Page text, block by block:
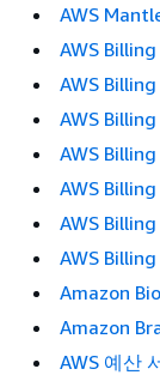
AWS
AWS Billing
AWS
AWS
AWS
AWS
AWS
AWS
Amazon
Amazon
AWS 예산